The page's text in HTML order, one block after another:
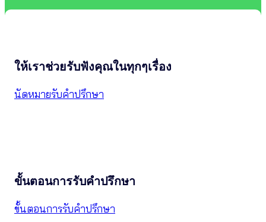
ให้เราช่วยรับฟังคุณในทุกๆเรื่อง
นัดหมายรับคำปรึกษา
ขั้นตอนการรับคำปรึกษา
ขั้นตอนการรับคำปรึกษา